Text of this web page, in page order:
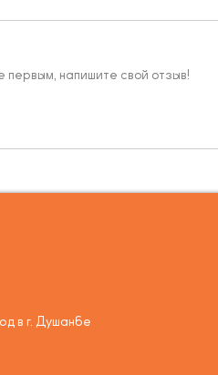
первым, напишите свой отзыв!
в г. Душанбе